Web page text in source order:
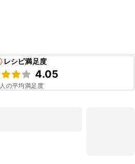
レシピ満足度
4.05
人の平均満足度